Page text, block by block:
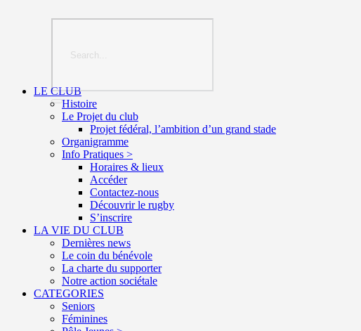
LE CLUB
Histoire
Le Projet du club
Projet fédéral, l’ambition d’un grand stade
Organigramme
Info Pratiques >
Horaires & lieux
Accéder
Contactez-nous
Découvrir le rugby
S’inscrire
LA VIE DU CLUB
Dernières news
Le coin du bénévole
La charte du supporter
Notre action sociétale
CATEGORIES
Seniors
Féminines